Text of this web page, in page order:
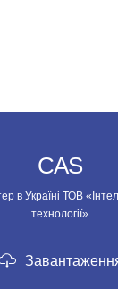
CAS
в Україні ТОВ
технології»